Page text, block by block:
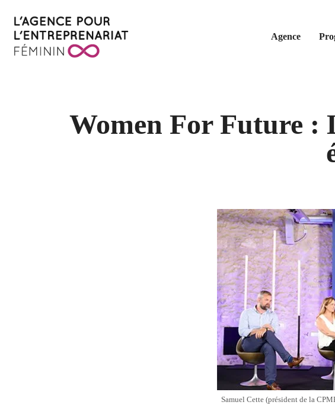
Agence
Women For Future :
Samuel Cette (président de la